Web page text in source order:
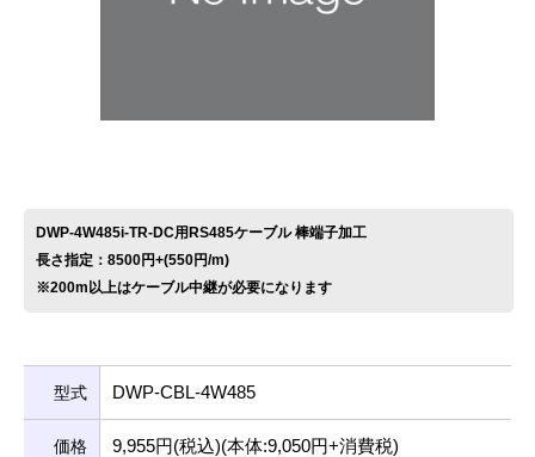
DWP-4W485i-TR-DC用RS485ケーブル 棒端子加工
長さ指定：8500円+(550円/m)
※200m以上はケーブル中継が必要になります
型式 DWP-CBL-4W485
価格 9,955円(税込)(本体:9,050円+消費税)